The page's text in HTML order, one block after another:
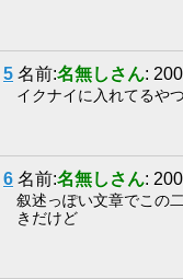
5 名前:名無しさん:
イクナイに入れてるや
6 名前:名無しさん:
叙述っぽい文章でこの
きだけど